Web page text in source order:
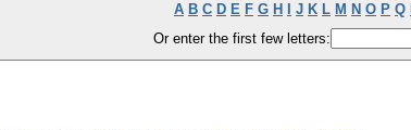
A B C D E F G H J K L M N O P Q
Or enter the first few letters: